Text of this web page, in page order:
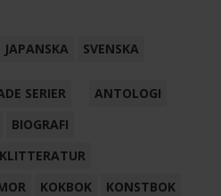
JAPANSKA SVENSKA
SERIER
ANTOLOGI
BIOGRAFI
KOKBOK
KONSTBOK